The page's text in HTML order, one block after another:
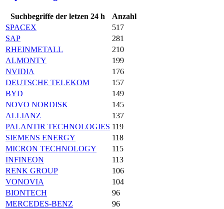
Suchbegriffe der letzen 24 h
Anzahl
SPACEX
517
SAP
281
RHEINMETALL
210
ALMONTY
199
NVIDIA
176
DEUTSCHE TELEKOM
157
BYD
149
NOVO NORDISK
145
ALLIANZ
137
PALANTIR TECHNOLOGIES 119
SIEMENS ENERGY
118
MICRON TECHNOLOGY
115
INFINEON
113
RENK GROUP
106
VONOVIA
104
BIONTECH
96
MERCEDES-BENZ
96